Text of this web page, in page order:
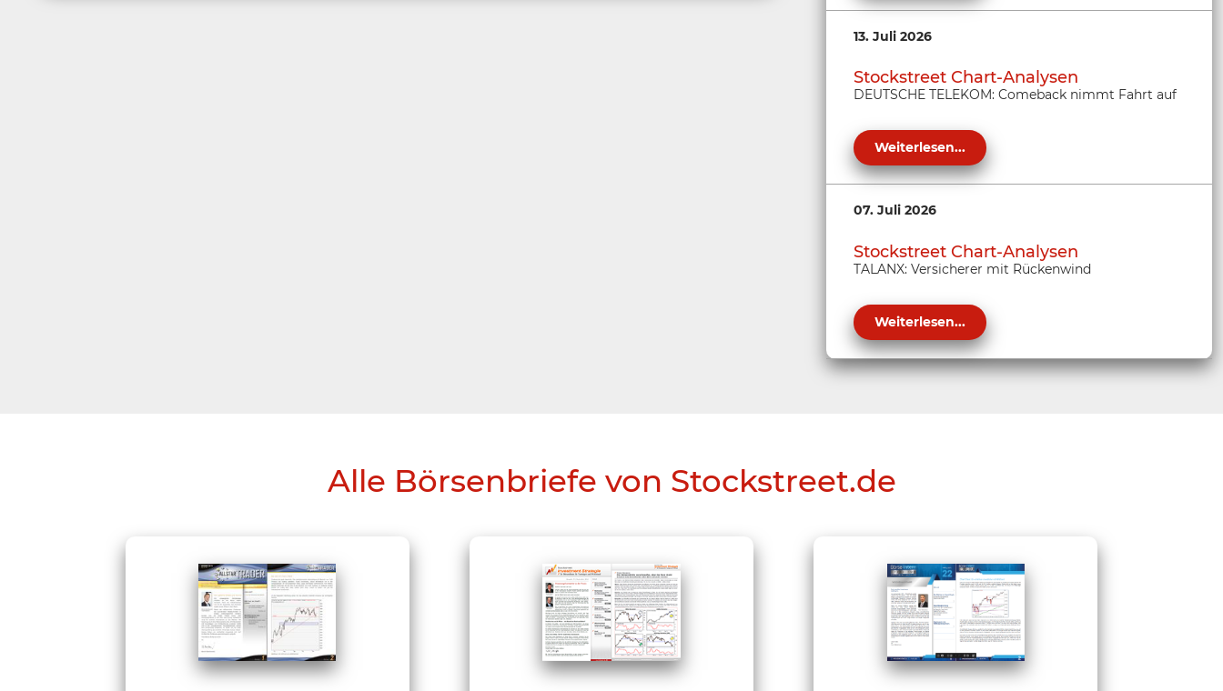
13. Juli 2026
Stockstreet Chart-Analysen
DEUTSCHE TELEKOM: Comeback nimmt Fahrt auf
Weiterlesen...
07. Juli 2026
Stockstreet Chart-Analysen
TALANX: Versicherer mit Rückenwind
Weiterlesen...
Alle Börsenbriefe von Stockstreet.de